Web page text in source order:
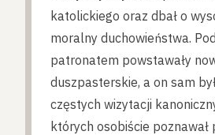
katolickiego oraz dbał o
moralny duchowieństwa.
patronatem powstawały
duszpasterskie, a on sam
częstych wizytacji
których osobiście